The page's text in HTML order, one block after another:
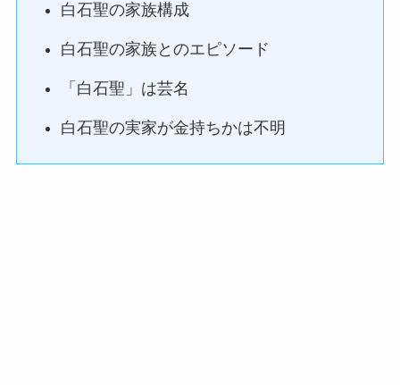
白石聖の家族構成
白石聖の家族とのエピソード
「白石聖」は芸名
白石聖の実家が金持ちかは不明